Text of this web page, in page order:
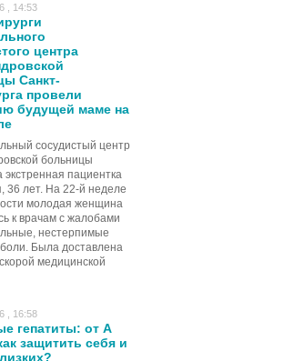
, 14:53
центра
Санкт-
провели
будущей маме на
сосудистый центр
больницы
экстренная пациентка
36 лет. На 22-й неделе
молодая женщина
к врачам с жалобами
нестерпимые
Была доставлена
медицинской
, 16:58
гепатиты: от А
защитить себя и